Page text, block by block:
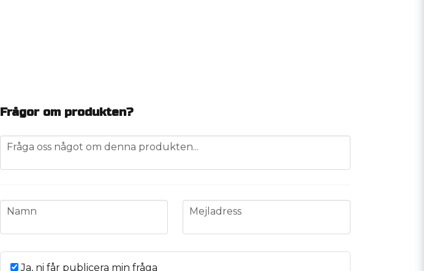
Frågor om produkten?
question
Fråga oss något om denna produkten...
name
Namn email
Mejladress
Ja, ni får publicera min fråga